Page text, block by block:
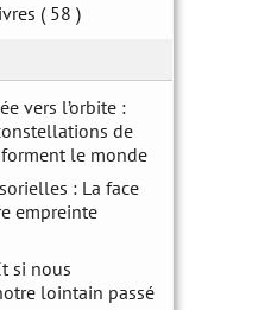
( 58 )
vers l’orbite :
de
le monde
: La face
empreinte
si nous
lointain passé